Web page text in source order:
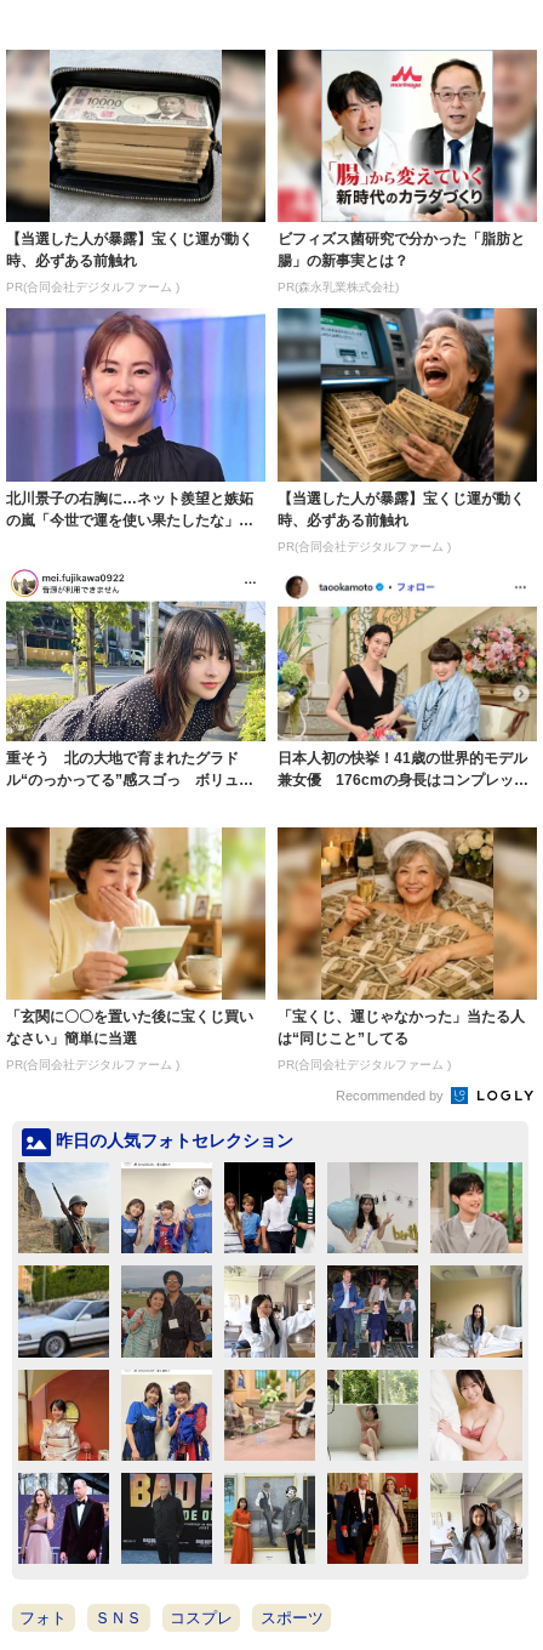
【当選した人が暴露】宝くじ運が動く
時、必ずある前触れ
PR(合同会社デジタルファーム )
ビフィズス菌研究で分かった「脂肪と
腸」の新事実とは？
PR(森永乳業株式会社)
北川景子の右胸に…ネット羨望と嫉妬
の嵐「今世で運を使い果たしたな」
【当選した人が暴露】宝くじ運が動く
時、必ずある前触れ
PR(合同会社デジタルファーム )
重そう 北の大地で育まれたグラド
ル“のっかってる”感スゴっ ボリュー
日本人初の快挙！41歳の世界的モデル
兼女優 176cmの身長はコンプレック
「玄関に〇〇を置いた後に宝くじ買い
なさい」簡単に当選
PR(合同会社デジタルファーム )
「宝くじ、運じゃなかった」当たる人
は“同じこと”してる
PR(合同会社デジタルファーム )
Recommended by
昨日の人気フォトセレクション
フォト ＳＮＳ コスプレ スポーツ